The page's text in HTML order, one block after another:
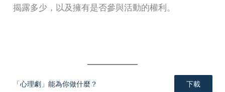
揭露多少，以及擁有是否參與活動的權利。
「心理劇」能為你做什麼？ 下載